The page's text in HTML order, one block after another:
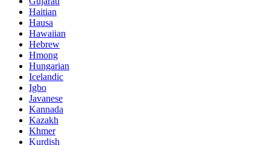
Haitian
Hausa
Hawaiian
Hebrew
Hmong
Hungarian
Icelandic
Igbo
Javanese
Kannada
Kazakh
Khmer
Kurdish